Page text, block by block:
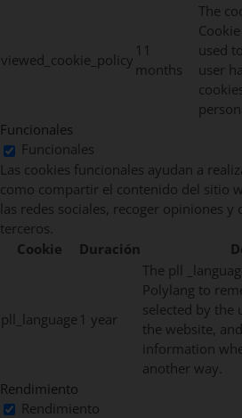
viewed_cookie_policy
11
months
The
used
user
Funcionales
Funcionales
Las cookies funcionales ayudan a
como compartir el contenido del sitio
las redes sociales, recoger opiniones y
terceros.
Cookie
Duración
pll_language 1 year
The pll
Polylang to
selected by the
the website,
information
another way.
Rendimiento
Rendimiento